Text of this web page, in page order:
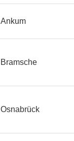
Ankum
Bramsche
Osnabrück